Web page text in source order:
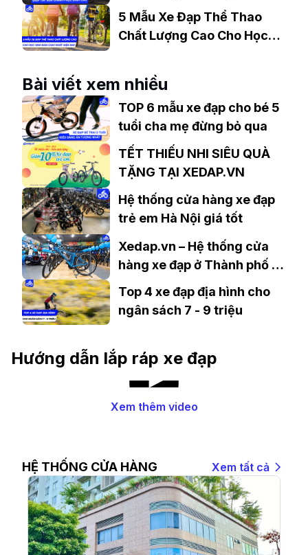
Chinh Phục Đỉnh Cao
5 Mẫu Xe Đạp Thể Thao
Chất Lượng Cao Cho Học
Bài viết xem nhiều
TOP 6 mẫu xe đạp cho bé 5
tuổi cha mẹ đừng bỏ qua
TẾT THIẾU NHI SIÊU QUÀ
TẶNG TẠI XEDAP.VN
Hệ thống cửa hàng xe đạp
trẻ em Hà Nội giá tốt
Xedap.vn – Hệ thống cửa
hàng xe đạp ở Thành phố Dĩ
Top 4 xe đạp địa hình cho
ngân sách 7 - 9 triệu
Hướng dẫn lắp ráp xe đạp
Xem thêm video
HỆ THỐNG CỬA HÀNG Xem tất cả